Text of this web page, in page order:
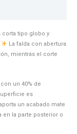
corta tipo globo y
La falda con abertura
mientras el corte
un 40% de
es
un acabado mate
en la parte posterior o